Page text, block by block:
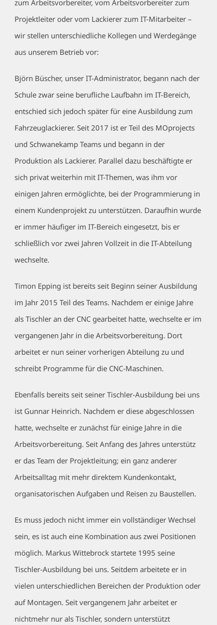
zum Arbeitsvorbereiter, vom Arbeitsvorbereiter zum
Projektleiter oder vom Lackierer zum IT-Mitarbeiter –
wir stellen unterschiedliche Kollegen und Werdegänge
aus unserem Betrieb vor:
Björn Büscher, unser IT-Administrator, begann nach der
Schule zwar seine berufliche Laufbahn im IT-Bereich,
entschied sich jedoch später für eine Ausbildung zum
Fahrzeuglackierer. Seit 2017 ist er Teil des MOprojects
und Schwanekamp Teams und begann in der
Produktion als Lackierer. Parallel dazu beschäftigte er
sich privat weiterhin mit IT-Themen, was ihm vor
einigen Jahren ermöglichte, bei der Programmierung in
einem Kundenprojekt zu unterstützen. Daraufhin wurde
er immer häufiger im IT-Bereich eingesetzt, bis er
schließlich vor zwei Jahren Vollzeit in die IT-Abteilung
wechselte.
Timon Epping ist bereits seit Beginn seiner Ausbildung
im Jahr 2015 Teil des Teams. Nachdem er einige Jahre
als Tischler an der CNC gearbeitet hatte, wechselte er im
vergangenen Jahr in die Arbeitsvorbereitung. Dort
arbeitet er nun seiner vorherigen Abteilung zu und
schreibt Programme für die CNC-Maschinen.
Ebenfalls bereits seit seiner Tischler-Ausbildung bei uns
ist Gunnar Heinrich. Nachdem er diese abgeschlossen
hatte, wechselte er zunächst für einige Jahre in die
Arbeitsvorbereitung. Seit Anfang des Jahres unterstütz
er das Team der Projektleitung; ein ganz anderer
Arbeitsalltag mit mehr direktem Kundenkontakt,
organisatorischen Aufgaben und Reisen zu Baustellen.
Es muss jedoch nicht immer ein vollständiger Wechsel
sein, es ist auch eine Kombination aus zwei Positionen
möglich. Markus Wittebrock startete 1995 seine
Tischler-Ausbildung bei uns. Seitdem arbeitete er in
vielen unterschiedlichen Bereichen der Produktion oder
auf Montagen. Seit vergangenem Jahr arbeitet er
nichtmehr nur als Tischler, sondern unterstützt